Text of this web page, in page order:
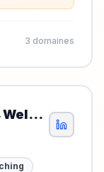
3 domaines
Charlotte Ramette 🚀 Welance®